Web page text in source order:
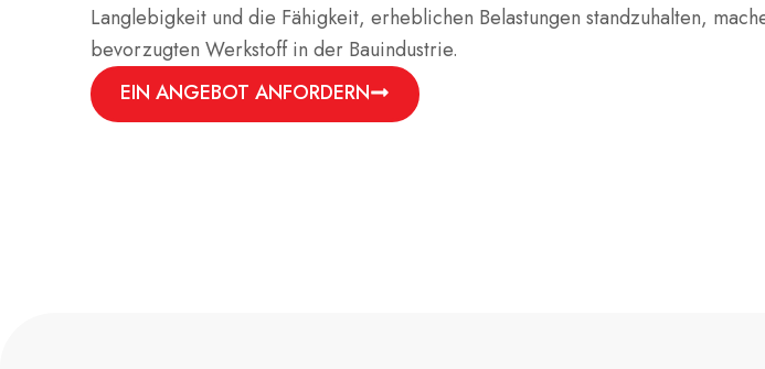
Langlebigkeit und die Fähigkeit, erheblichen Belastungen standzuhalten,
bevorzugten Werkstoff in der Bauindustrie.
EIN ANGEBOT ANFORDERN